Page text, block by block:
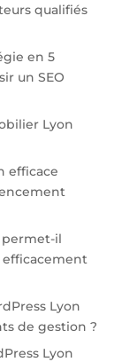
qualifiés
en 5
un SEO
Lyon
efficace
permet-il
Lyon
de gestion ?
Lyon